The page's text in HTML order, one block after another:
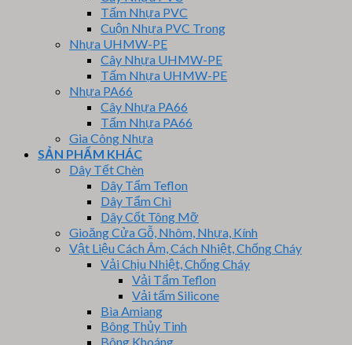
Tấm Nhựa PVC
Cuộn Nhựa PVC Trong
Nhựa UHMW-PE
Cây Nhựa UHMW-PE
Tấm Nhựa UHMW-PE
Nhựa PA66
Cây Nhựa PA66
Tấm Nhựa PA66
Gia Công Nhựa
SẢN PHẨM KHÁC
Dây Tết Chèn
Dây Tẩm Teflon
Dây Tẩm Chì
Dây Cốt Tông Mỡ
Gioăng Cửa Gỗ, Nhôm, Nhựa, Kính
Vật Liệu Cách Âm, Cách Nhiệt, Chống Cháy
Vải Chịu Nhiệt, Chống Cháy
Vải Tẩm Teflon
Vải tẩm Silicone
Bìa Amiang
Bông Thủy Tinh
Bông Khoáng